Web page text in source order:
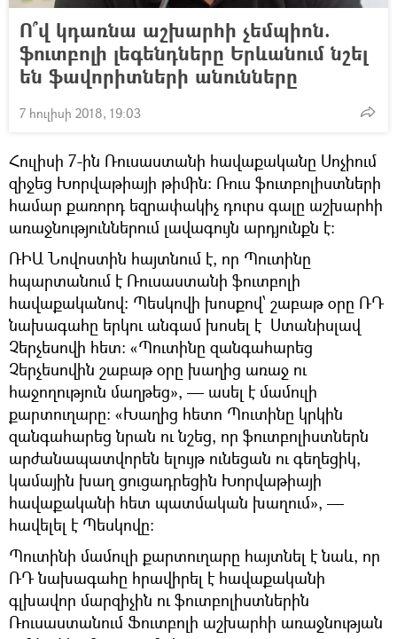
Ո՞վ կդառնա աշխարհի չեմպիոն.
ֆուտբոլի լեգենդները Երևանում նշել
են ֆավորիտների անունները
7 հուլիսի 2018, 19:03
Հուլիսի 7-ին Ռուսաստանի հավաքականը Սոչիում
զիջեց Խորվաթիայի թիմին։ Ռուս ֆուտբոլիստների
համար քառորդ եզրափակիչ դուրս գալը աշխարհի
առաջնություններում լավագույն արդյունքն է։
ՌԻԱ Նովոստին հայտնում է, որ Պուտինը
հպարտանում է Ռուսաստանի ֆուտբոլի
հավաքականով։ Պեսկովի խոսքով՝ շաբաթ օրը ՌԴ
նախագահը երկու անգամ խոսել է Ստանիսլավ
Չերչեսովի հետ։ «Պուտինը զանգահարեց
Չերչեսովին շաբաթ օրը խաղից առաջ ու
հաջողություն մաղթեց», — ասել է մամուլի
քարտուղարը։ «Խաղից հետո Պուտինը կրկին
զանգահարեց նրան ու նշեց, որ ֆուտբոլիստներն
արժանապատվորեն ելույթ ունեցան ու գեղեցիկ,
կամային խաղ ցուցադրեցին Խորվաթիայի
հավաքականի հետ պատմական խաղում», —
հավելել է Պեսկովը։
Պուտինի մամուլի քարտուղարը հայտնել է նաև, որ
ՌԴ նախագահը հրավիրել է հավաքականի
գլխավոր մարզիչին ու ֆուտբոլիստներին
Ռուսաստանում Ֆուտբոլի աշխարհի առաջնության